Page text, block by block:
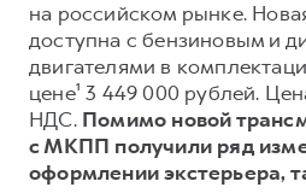
POER
от 3 449 000 ₽
КОРПОРАТИВНЫМ
Для малого бизнеса
Корпоративным клиентам
Крупным корпоративным
Система управления
Гарантия HAVAL
Мобильное приложение
Программа «HAVAL
Руководства по
Подписки
на российском рынке.
доступна с бензиновым и
двигателями в
цене¹ 3 449 000 рублей.
НДС. Помимо новой
с МКПП получили ряд
оформлении экстерьера,